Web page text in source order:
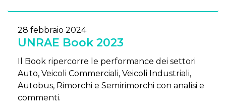
28 febbraio 2024
UNRAE Book 2023
Il Book ripercorre le performance dei settori
Auto, Veicoli Commerciali, Veicoli Industriali,
Autobus, Rimorchi e Semirimorchi con analisi e
commenti.